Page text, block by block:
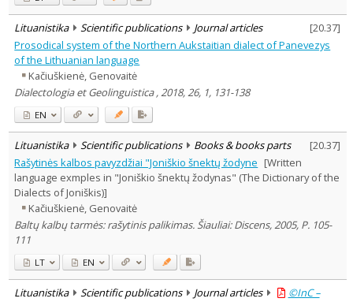
Lituanistika Scientific publications Journal articles [20.37]
Prosodical system of the Northern Aukstaitian dialect of Panevezys
of the Lithuanian language
Kačiuškienė, Genovaitė
Dialectologia et Geolinguistica , 2018, 26, 1, 131-138
EN
Lituanistika Scientific publications Books & books parts [20.37]
Rašytinės kalbos pavyzdžiai "Joniškio šnektų žodyne [Written
language exmples in "Joniškio šnektų žodynas" (The Dictionary of the
Dialects of Joniškis)]
Kačiuškienė, Genovaitė
Baltų kalbų tarmės: rašytinis palikimas. Šiauliai: Discens, 2005, P. 105-
111
LT EN
Lituanistika Scientific publications Journal articles
©InC –